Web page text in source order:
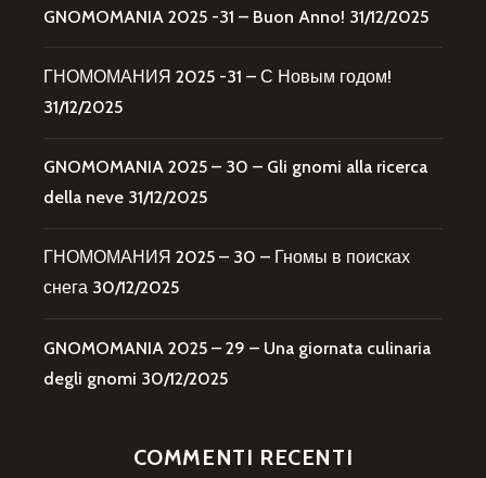
GNOMOMANIA 2025 -31 – Buon Anno! 31/12/2025
ГНОМОМАНИЯ 2025 -31 – С Новым годом!
31/12/2025
GNOMOMANIA 2025 – 30 – Gli gnomi alla ricerca
della neve 31/12/2025
ГНОМОМАНИЯ 2025 – 30 – Гномы в поисках
снега 30/12/2025
GNOMOMANIA 2025 – 29 – Una giornata culinaria
degli gnomi 30/12/2025
COMMENTI RECENTI